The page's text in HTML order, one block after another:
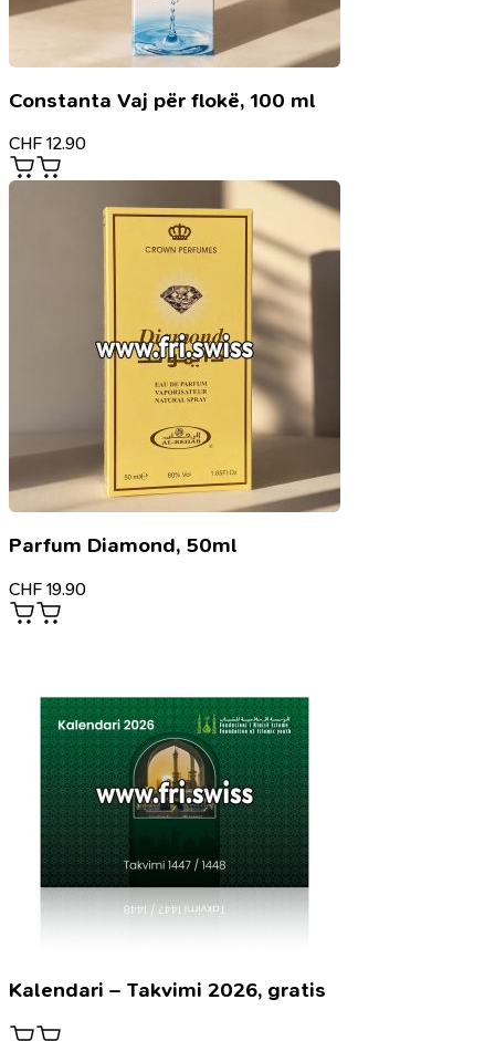
Constanta Vaj për flokë, 100 ml
CHF 12.90
Parfum Diamond, 50ml
CHF 19.90
Kalendari – Takvimi 2026, gratis